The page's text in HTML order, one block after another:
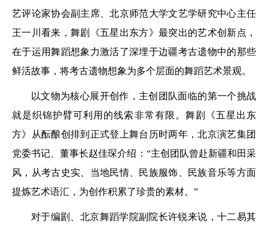
艺评论家协会副主席、北京师范大学文艺学研究中心主任
王一川看来，舞剧《五星出东方》最突出的艺术创新点，
在于运用舞蹈想象力激活了深埋于边疆考古遗物中的那些
鲜活故事，将考古遗物想象为多个层面的舞蹈艺术景观。
以文物为核心展开创作，主创团队面临的第一个挑战
就是织锦护臂可利用的线索非常有限。舞剧《五星出东
方》从酝酿创排到正式登上舞台历时两年，北京演艺集团
党委书记、董事长赵佳琛介绍：“主创团队曾赴新疆和田采
风，从考古史实、当地民情、民族服饰、民族音乐等方面
提炼艺术语汇，为创作积累了珍贵的素材。”
对于编剧、北京舞蹈学院副院长许锐来说，十二易其